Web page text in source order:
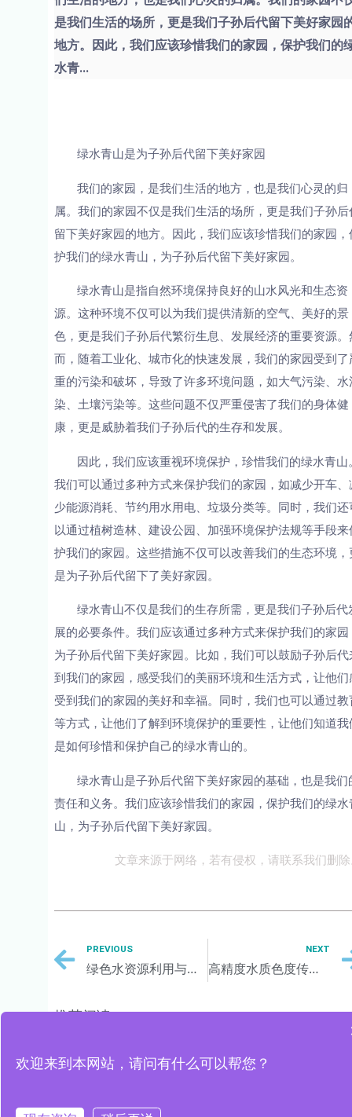
是我们生活的场所，更是我们子孙后代留下美好家园
地方。因此，我们应该珍惜我们的家园，保护我们的
水青...
绿水青山是为子孙后代留下美好家园
我们的家园，是我们生活的地方，也是我们心灵的归
属。我们的家园不仅是我们生活的场所，更是我们子孙后
留下美好家园的地方。因此，我们应该珍惜我们的家园，
护我们的绿水青山，为子孙后代留下美好家园。
绿水青山是指自然环境保持良好的山水风光和生态资
源。这种环境不仅可以为我们提供清新的空气、美好的景
色，更是我们子孙后代繁衍生息、发展经济的重要资源。
而，随着工业化、城市化的快速发展，我们的家园受到了
重的污染和破坏，导致了许多环境问题，如大气污染、水
染、土壤污染等。这些问题不仅严重侵害了我们的身体健
康，更是威胁着我们子孙后代的生存和发展。
因此，我们应该重视环境保护，珍惜我们的绿水青山
我们可以通过多种方式来保护我们的家园，如减少开车、
少能源消耗、节约用水用电、垃圾分类等。同时，我们还
以通过植树造林、建设公园、加强环境保护法规等手段来
护我们的家园。这些措施不仅可以改善我们的生态环境，
是为子孙后代留下了美好家园。
绿水青山不仅是我们的生存所需，更是我们子孙后代
展的必要条件。我们应该通过多种方式来保护我们的家园
为子孙后代留下美好家园。比如，我们可以鼓励子孙后代
到我们的家园，感受我们的美丽环境和生活方式，让他们
受到我们的家园的美好和幸福。同时，我们也可以通过教
等方式，让他们了解到环境保护的重要性，让他们知道我
是如何珍惜和保护自己的绿水青山的。
绿水青山是子孙后代留下美好家园的基础，也是我们
责任和义务。我们应该珍惜我们的家园，保护我们的绿水
山，为子孙后代留下美好家园。
文章来源于网络，若有侵权，请联系我们删
PREVIOUS
绿色水资源利用与保护的挑战与机遇
NEXT
高精度水质色度传感器的设计与优化
推荐阅读
高精度水质传感器，精准探测水质
欢迎来到本网站，请问有什么可以帮您？